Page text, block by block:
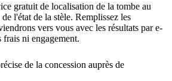
gratuit de localisation de la tombe au
l'état de la stèle. Remplissez les
vers vous avec les résultats par e-
ni engagement.
de la concession auprès de